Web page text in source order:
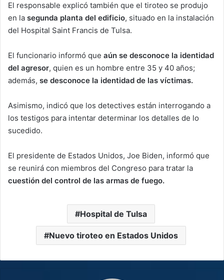
El responsable explicó también que el tiroteo se produjo
en la segunda planta del edificio, situado en la instalación
del Hospital Saint Francis de Tulsa.
El funcionario informó que aún se desconoce la identidad
del agresor, quien es un hombre entre 35 y 40 años;
además, se desconoce la identidad de las víctimas.
Asimismo, indicó que los detectives están interrogando a
los testigos para intentar determinar los detalles de lo
sucedido.
El presidente de Estados Unidos, Joe Biden, informó que
se reunirá con miembros del Congreso para tratar la
cuestión del control de las armas de fuego.
Hospital de Tulsa
Nuevo tiroteo en Estados Unidos